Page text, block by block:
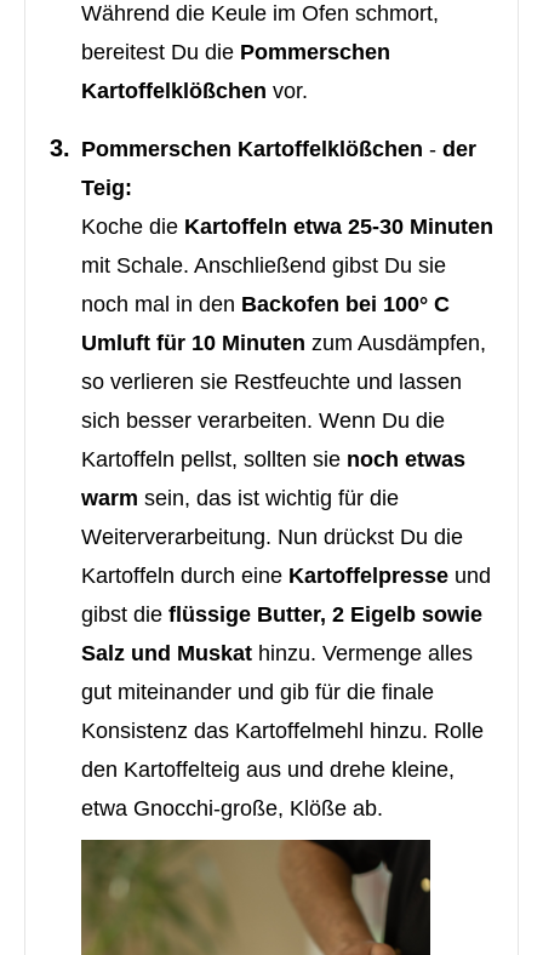
Während die Keule im Ofen schmort,
bereitest Du die Pommerschen
Kartoffelklößchen vor.
Pommerschen Kartoffelklößchen - der
Teig:
Koche die Kartoffeln etwa 25-30 Minuten
mit Schale. Anschließend gibst Du sie
noch mal in den Backofen bei 100° C
Umluft für 10 Minuten zum Ausdämpfen,
so verlieren sie Restfeuchte und lassen
sich besser verarbeiten. Wenn Du die
Kartoffeln pellst, sollten sie noch etwas
warm sein, das ist wichtig für die
Weiterverarbeitung. Nun drückst Du die
Kartoffeln durch eine Kartoffelpresse und
gibst die flüssige Butter, 2 Eigelb sowie
Salz und Muskat hinzu. Vermenge alles
gut miteinander und gib für die finale
Konsistenz das Kartoffelmehl hinzu. Rolle
den Kartoffelteig aus und drehe kleine,
etwa Gnocchi-große, Klöße ab.